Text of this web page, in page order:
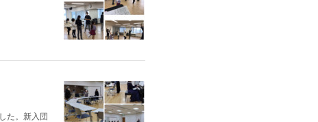
た。新入団